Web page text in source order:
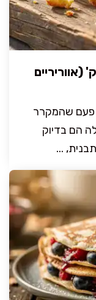
ירקות משגעים ב-25 דק' (אווריריים
פעם שהמקרר
הם בדיוק
...